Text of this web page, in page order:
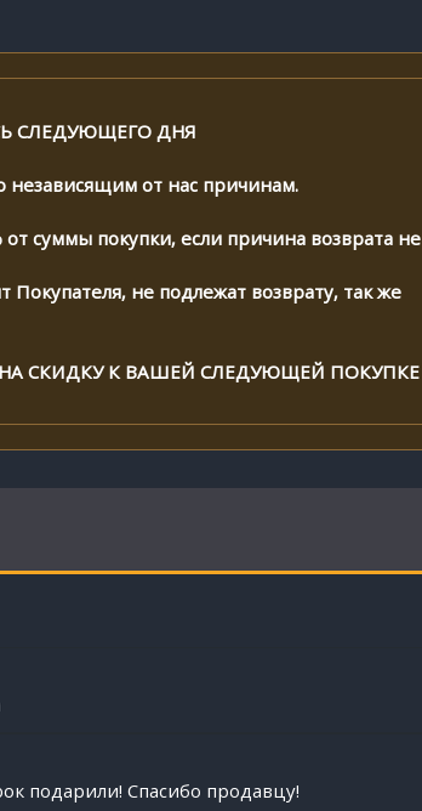
СЛЕДУЮЩЕГО ДНЯ
независящим от нас причинам.
суммы покупки, если причина возврата не
не подлежат возврату, так же
СКИДКУ К ВАШЕЙ СЛЕДУЮЩЕЙ ПОКУПКЕ
подарили! Спасибо продавцу!